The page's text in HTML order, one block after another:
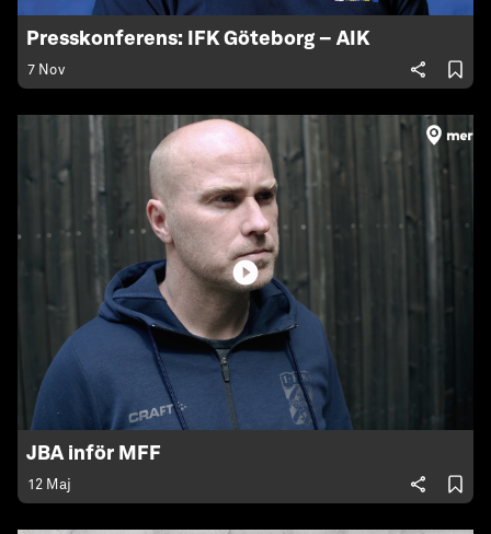
Presskonferens: IFK Göteborg – AIK
7 Nov
JBA inför MFF
12 Maj